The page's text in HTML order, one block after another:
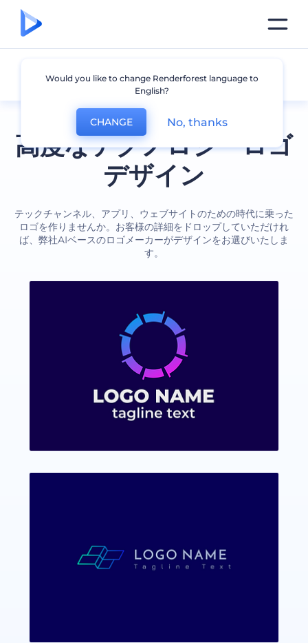
高度なテクノロジーロゴ
デザイン
テックチャンネル、アプリ、ウェブサイトのための時代に乗った
ロゴを作りませんか。お客様の詳細をドロップしていただけれ
ば、弊社AIベースのロゴメーカーがデザインをお選びいたしま
す。
技術
Would you like to change Renderforest language to
English?
CHANGE No, thanks